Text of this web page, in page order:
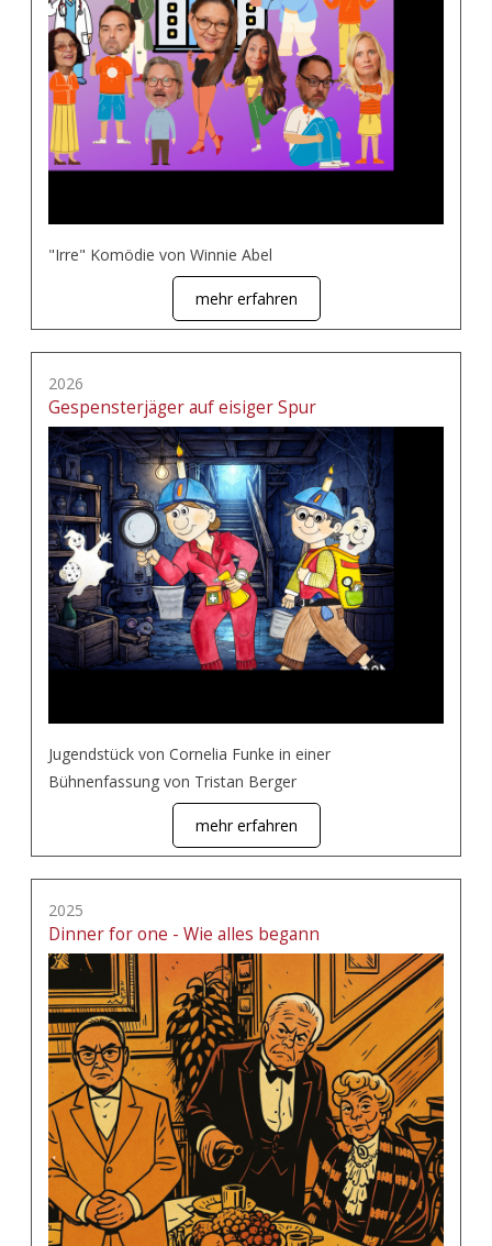
"Irre" Komödie von Winnie Abel
mehr erfahren
2026
Gespensterjäger auf eisiger Spur
Jugendstück von Cornelia Funke in einer
Bühnenfassung von Tristan Berger
mehr erfahren
2025
Dinner for one - Wie alles begann